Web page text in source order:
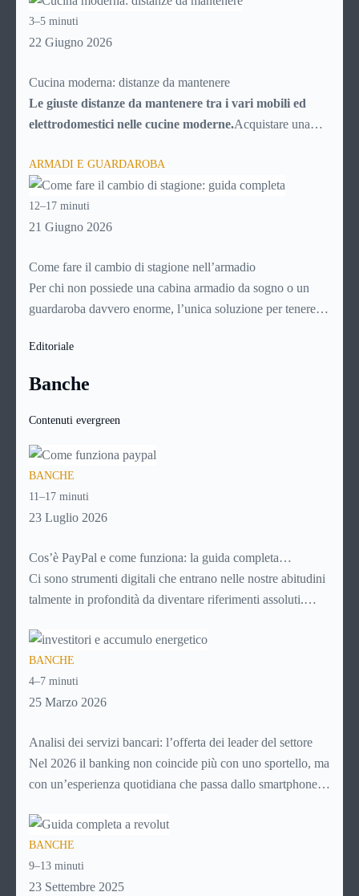
risolverli da soli, senza chiamare il tecnico e risparmiando
quindi soldi.
3–5 minuti
22 Giugno 2026
Cucina moderna: distanze da mantenere
Le giuste distanze da mantenere tra i vari mobili ed
elettrodomestici nelle cucine moderne.Acquistare una
le infinite possibilità messe a disposizione dal mercato. In
realtà la scelta è resa “difficile” proprio dal numero di
possibilità fra cui scegliere, che trasformano l’acquisto della
cucina in una vera e propria impresa, poiché ci si deve
po’ di conoscenza rispetto a ciò che si sta per acquistare, è
possibile affidarsi ai rivenditori, che però non conoscono a
fondo le nostre esigenze e potrebbero non soddisfarle
economico: ogni singolo elemento in più oltre al modello di
base infatti, aumenterà il costo finale.
ARMADI E GUARDAROBA
12–17 minuti
21 Giugno 2026
Come fare il cambio di stagione nell’armadio
Per chi non possiede una cabina armadio da sogno o un
guardaroba davvero enorme, l’unica soluzione per tenere
cambio di stagione. Odiato e temuto momento, il
dove il clima ci mette di fronte a 4 stagioni diverse, con 4
climi differenti e quindi con tanti tipi di tessuti e di capi,
donne.
Editoriale
Banche
Contenuti evergreen
BANCHE
11–17 minuti
23 Luglio 2026
Cos’è PayPal e come funziona: la guida completa
aggiornata per venditori e privati
Ci sono strumenti digitali che entrano nelle nostre abitudini
talmente in profondità da diventare riferimenti assoluti.
per pagare un corso online, per mandare venti euro a un
amico. Ma se ti chiedi esattamente cosa succede dietro
quella schermata (e soprattutto quanto ti costa davvero)
probabilmente non hai una risposta precisa su come
BANCHE
4–7 minuti
25 Marzo 2026
Analisi dei servizi bancari: l’offerta dei leader del settore
Nel 2026 il banking non coincide più con uno sportello, ma
con un’esperienza quotidiana che passa dallo smartphone.
raggiungere, ma un servizio da aprire in app, usare in pochi
secondi e integrare nella gestione ordinaria della vita.
Controllare il saldo, fare un bonifico, richiedere un prodotto
o monitorare le spese sono attività che ormai devono essere
BANCHE
9–13 minuti
23 Settembre 2025